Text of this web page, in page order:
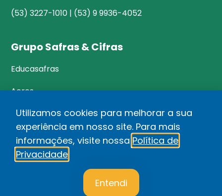
(53) 3227-1010 | (53) 9 9936-4052
Grupo Safras & Cifras
Educasafras
Acres
©Safras&Cifras
Relatório de Transparência Salarial
Política de privacidade
Utilizamos cookies para melhorar a sua
experiência em nosso site. Para mais
informações, visite nossa Política de
Privacidade
Entendi